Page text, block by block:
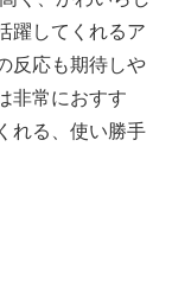
躍してくれるア
反応も期待しや
非常におすす
れる、使い勝手